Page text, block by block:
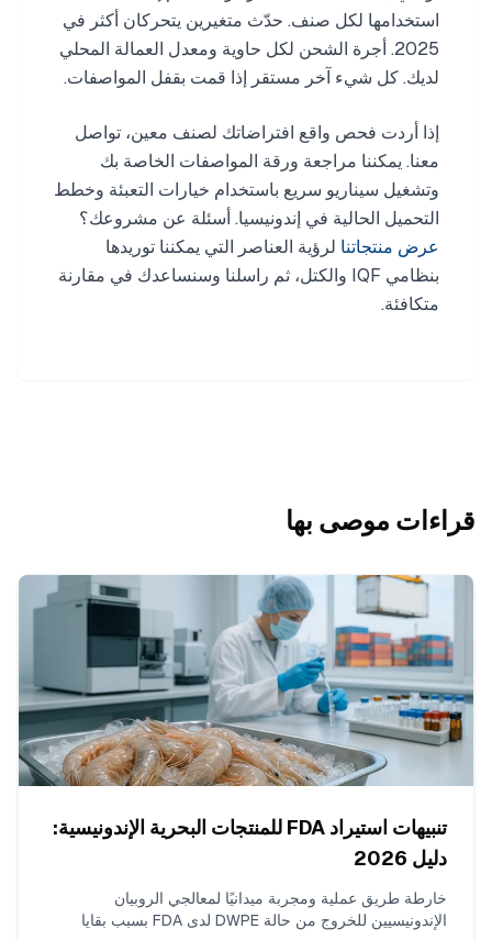
استخدامها لكل صنف. حدّث متغيرين يتحركان أكثر في
2025. أجرة الشحن لكل حاوية ومعدل العمالة المحلي
لديك. كل شيء آخر مستقر إذا قمت بقفل المواصفات.
إذا أردت فحص واقع افتراضاتك لصنف معين، تواصل
معنا. يمكننا مراجعة ورقة المواصفات الخاصة بك
وتشغيل سيناريو سريع باستخدام خيارات التعبئة وخطط
التحميل الحالية في إندونيسيا. أسئلة عن مشروعك؟
عرض منتجاتنا لرؤية العناصر التي يمكننا توريدها
بنظامي IQF والكتل، ثم راسلنا وسنساعدك في مقارنة
متكافئة.
قراءات موصى بها
تنبيهات استيراد FDA للمنتجات البحرية الإندونيسية:
دليل 2026
خارطة طريق عملية ومجربة ميدانيًا لمعالجي الروبيان
الإندونيسيين للخروج من حالة DWPE لدى FDA بسبب بقايا